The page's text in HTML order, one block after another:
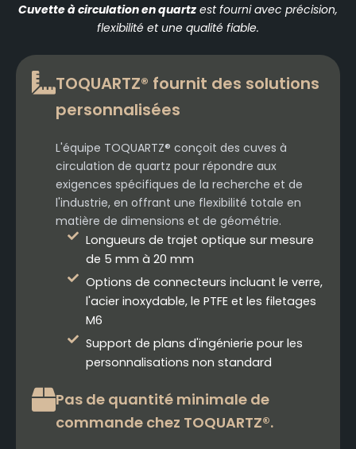
Cuvette à circulation en quartz est fourni avec précision,
flexibilité et une qualité fiable.
TOQUARTZ® fournit des solutions
personnalisées
L'équipe TOQUARTZ® conçoit des cuves à
circulation de quartz pour répondre aux
exigences spécifiques de la recherche et de
l'industrie, en offrant une flexibilité totale en
matière de dimensions et de géométrie.
Longueurs de trajet optique sur mesure
de 5 mm à 20 mm
Options de connecteurs incluant le verre,
l'acier inoxydable, le PTFE et les filetages
M6
Support de plans d'ingénierie pour les
personnalisations non standard
Pas de quantité minimale de
commande chez TOQUARTZ®.